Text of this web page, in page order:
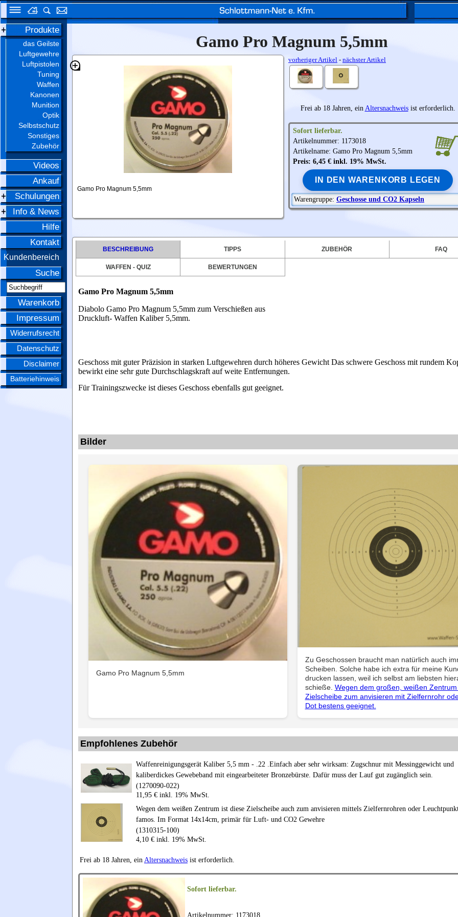
Produkte
das Geilste
Luftgewehre
Luftpistolen
Tuning
Waffen
Kanonen
Munition
Optik
Selbstschutz
Sonstiges
Zubehör
Videos
Ankauf
Schulungen
Info & News
Hilfe
Kontakt
Kundenbereich
Suche
Warenkorb
Impressum
Widerrufsrecht
Datenschutz
Disclaimer
Batteriehinweis
Gamo Pro Magnum 5,5mm
Gamo Pro Magnum 5,5mm
vorheriger Artikel - nächster Artikel
Frei ab 18 Jahren, ein Altersnachweisist erforderlich.
Sofort lieferbar.
Artikelnummer: 1173018
Artikelname: Gamo Pro Magnum 5,5mm
Preis: 6,45 € inkl. 19% MwSt.
IN DEN WARENKORB LEGEN
Warengruppe: Geschosse und CO2 Kapseln
BESCHREIBUNG TIPPS ZUBEHÖR FAQ
WAFFEN - QUIZ BEWERTUNGEN
Gamo Pro Magnum 5,5mm
Diabolo Gamo Pro Magnum 5,5mm zum Verschießen aus
Druckluft- Waffen Kaliber 5,5mm.
Geschoss mit guter Präzision in starken Luftgewehren durch höheres Gewicht Das schwere Geschoss mit rundem
bewirkt eine sehr gute Durchschlagskraft auf weite Entfernungen.
Für Trainingszwecke ist dieses Geschoss ebenfalls gut geeignet.
Bilder
Gamo Pro Magnum 5,5mm
Zu Geschossen braucht man natürlich auch
Scheiben. Solche habe ich extra für meine
drucken lassen, weil ich selbst am liebsten
schieße. Wegen dem großen, weißen
Zielscheibe zum anvisieren mit Zielfernrohr
Dot bestens geeignet.
Empfohlenes Zubehör
Waffenreinigungsgerät Kaliber 5,5 mm - .22 .Einfach aber sehr wirksam: Zugschnur mit Messinggewicht und
kaliberdickes Gewebeband mit eingearbeiteter Bronzebürste. Dafür muss der Lauf gut zugänglich sein.
(1270090-022)
11,95 € inkl. 19% MwSt.
Wegen dem weißen Zentrum ist diese Zielscheibe auch zum anvisieren mittels Zielfernrohren oder
famos. Im Format 14x14cm, primär für Luft- und CO2 Gewehre
(1310315-100)
4,10 € inkl. 19% MwSt.
Frei ab 18 Jahren, ein Altersnachweis ist erforderlich.
Sofort lieferbar.
Artikelnummer: 1173018